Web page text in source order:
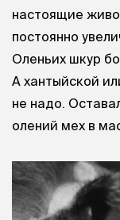
настоящие
постоянно
Оленьих шкур
А хантыйской
не надо.
олений мех в